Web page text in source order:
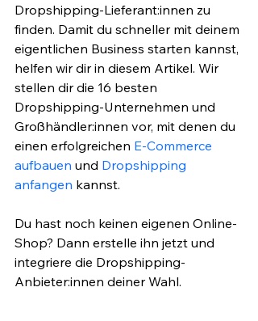
Dropshipping-Lieferant:innen zu
finden. Damit du schneller mit deinem
eigentlichen Business starten kannst,
helfen wir dir in diesem Artikel. Wir
stellen dir die 16 besten
Dropshipping-Unternehmen und
Großhändler:innen vor, mit denen du
einen erfolgreichen E-Commerce
aufbauen und Dropshipping
anfangen kannst.
Du hast noch keinen eigenen Online-
Shop? Dann erstelle ihn jetzt und
integriere die Dropshipping-
Anbieter:innen deiner Wahl.